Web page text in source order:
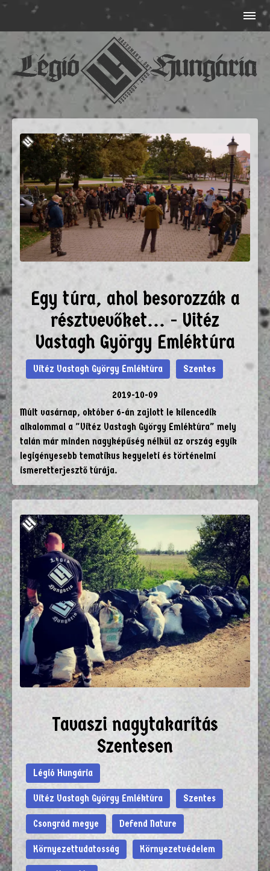
Egy túra, ahol besorozzák a
résztvevőket... - Vitéz
Vastagh György Emléktúra
Vitéz Vastagh György Emléktúra Szentes
2019-10-09
Múlt vasárnap, október 6-án zajlott le kilencedik
alkalommal a "Vitéz Vastagh György Emléktúra" mely
talán már minden nagyképűség nélkül az ország egyik
legigényesebb tematikus kegyeleti és történelmi
ismeretterjesztő túrája.
Tavaszi nagytakarítás
Szentesen
Légió Hungária
Vitéz Vastagh György Emléktúra Szentes
Csongrád megye Defend Nature
Környezettudatosság Környezetvédelem